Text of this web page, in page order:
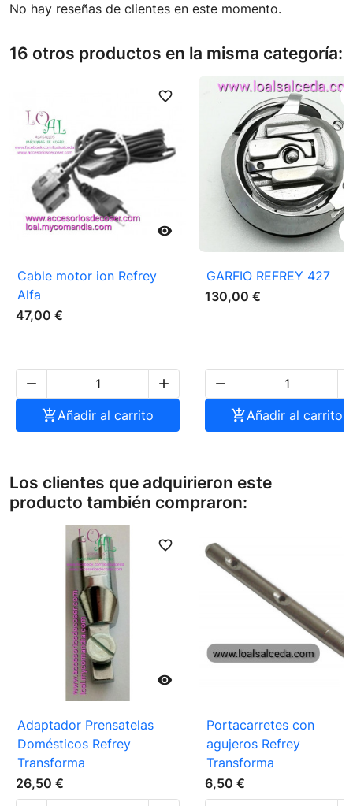
No hay reseñas de clientes en este momento.
16 otros productos en la misma categoría:

favorite_border
Cable motor ion Refrey
Alfa
47,00 €


Añadir al carrito
GARFIO REFREY 427
130,00 €

Añadir al carrito
Los clientes que adquirieron este
producto también compraron:

favorite_border
Adaptador Prensatelas
Domésticos Refrey
Transforma
26,50 €
Portacarretes con
agujeros Refrey
Transforma
6,50 €